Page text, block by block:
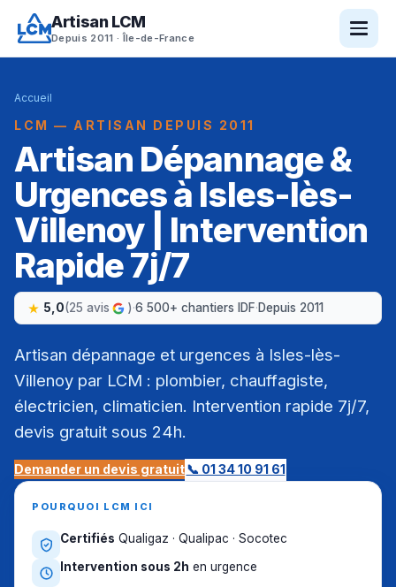
Artisan LCM
Depuis 2011 · Île-de-France
Accueil
LCM — ARTISAN DEPUIS 2011
Artisan Dépannage &
Urgences à Isles-lès-
Villenoy | Intervention
Rapide 7j/7
5,0(25 avis )·6 500+ chantiers IDF·Depuis 2011
Artisan dépannage et urgences à Isles-lès-
Villenoy par LCM : plombier, chauffagiste,
électricien, climaticien. Intervention rapide 7j/7,
devis gratuit sous 24h.
Demander un devis gratuit📞 01 34 10 91 61
POURQUOI LCM ICI
Certifiés Qualigaz · Qualipac · Socotec
Intervention sous 2h en urgence